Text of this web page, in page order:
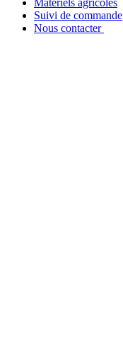
Matériels agricoles
Suivi de commande
Nous contacter